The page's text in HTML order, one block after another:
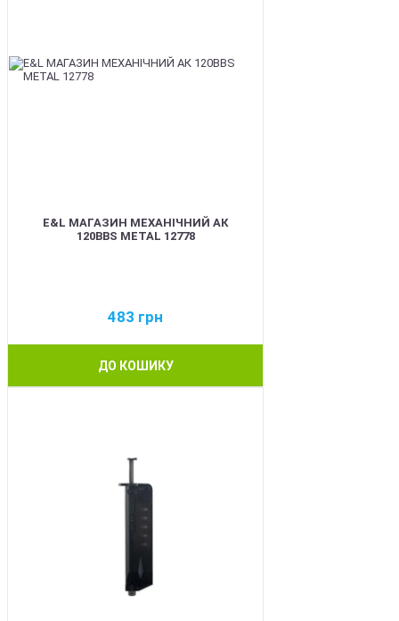
E&L МАГАЗИН МЕХАНІЧНИЙ АК
120BBS METAL 12778
483 грн
ДО КОШИКУ